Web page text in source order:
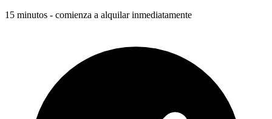
15 minutos - comienza a alquilar inmediatamente